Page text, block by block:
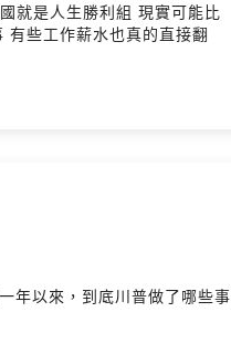
些工作薪水也真的直接翻
年以來，到底川普做了哪些事